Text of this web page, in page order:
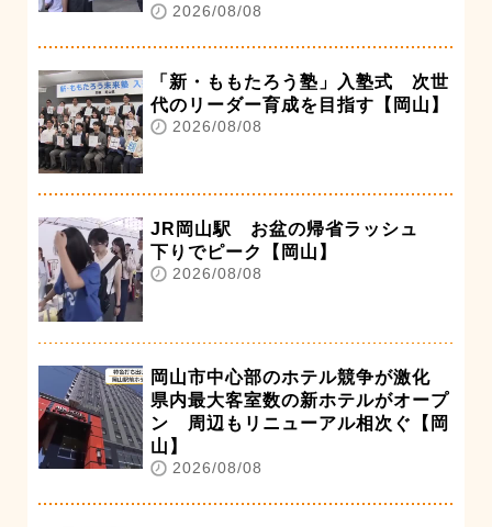
2026/08/08
「新・ももたろう塾」入塾式 次世
代のリーダー育成を目指す【岡山】
2026/08/08
JR岡山駅 お盆の帰省ラッシュ
下りでピーク【岡山】
2026/08/08
岡山市中心部のホテル競争が激化
県内最大客室数の新ホテルがオープ
ン 周辺もリニューアル相次ぐ【岡
山】
2026/08/08